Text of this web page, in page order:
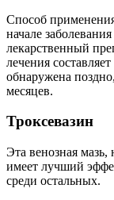
Способ
начале
лекарственный
лечения
обнаружена
месяцев.
Троксевазин
Эта венозная
имеет лучший
среди остальных.